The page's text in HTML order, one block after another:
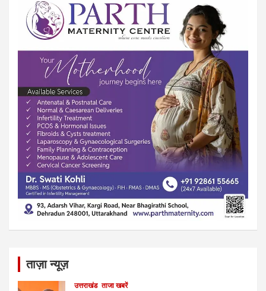
ताज़ा न्यूज़
उत्तराखंड ताजा खबरें